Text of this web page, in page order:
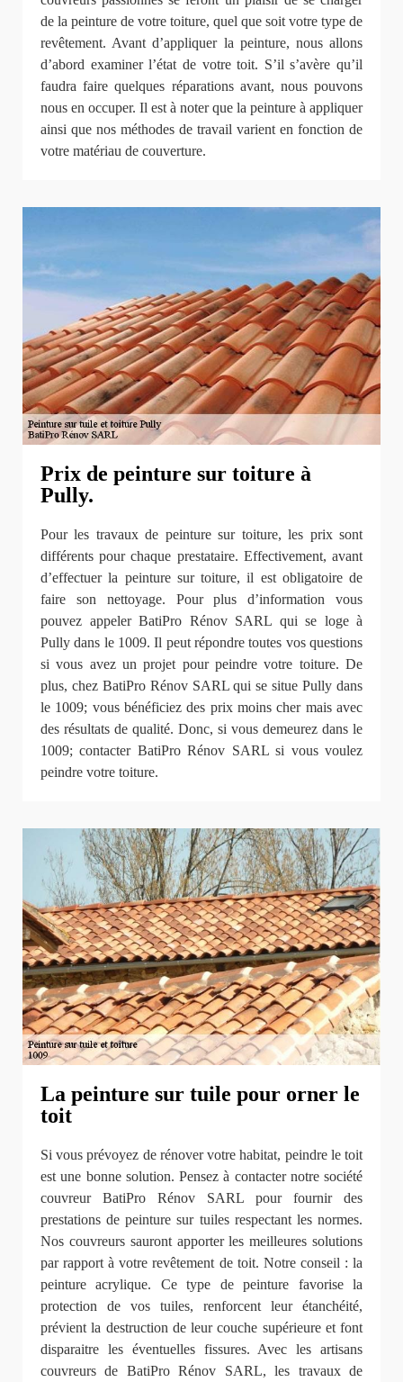
de la peinture de votre toiture, quel que soit votre type de
revêtement. Avant d’appliquer la peinture, nous allons
d’abord examiner l’état de votre toit. S’il s’avère qu’il
faudra faire quelques réparations avant, nous pouvons
nous en occuper. Il est à noter que la peinture à appliquer
ainsi que nos méthodes de travail varient en fonction de
votre matériau de couverture.
Prix de peinture sur toiture à
Pully.
Pour les travaux de peinture sur toiture, les prix sont
différents pour chaque prestataire. Effectivement, avant
d’effectuer la peinture sur toiture, il est obligatoire de
faire son nettoyage. Pour plus d’information vous
pouvez appeler BatiPro Rénov SARL qui se loge à
Pully dans le 1009. Il peut répondre toutes vos questions
si vous avez un projet pour peindre votre toiture. De
plus, chez BatiPro Rénov SARL qui se situe Pully dans
le 1009; vous bénéficiez des prix moins cher mais avec
des résultats de qualité. Donc, si vous demeurez dans le
1009; contacter BatiPro Rénov SARL si vous voulez
peindre votre toiture.
La peinture sur tuile pour orner le
toit
Si vous prévoyez de rénover votre habitat, peindre le toit
est une bonne solution. Pensez à contacter notre société
couvreur BatiPro Rénov SARL pour fournir des
prestations de peinture sur tuiles respectant les normes.
Nos couvreurs sauront apporter les meilleures solutions
par rapport à votre revêtement de toit. Notre conseil : la
peinture acrylique. Ce type de peinture favorise la
protection de vos tuiles, renforcent leur étanchéité,
prévient la destruction de leur couche supérieure et font
disparaitre les éventuelles fissures. Avec les artisans
couvreurs de BatiPro Rénov SARL, les travaux de